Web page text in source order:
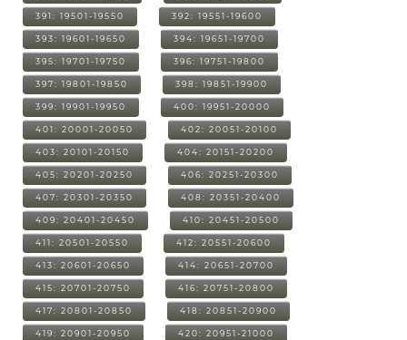
391: 19501-19550 392: 19551-19600
393: 19601-19650 394: 19651-19700
395: 19701-19750 396: 19751-19800
397: 19801-19850 398: 19851-19900
399: 19901-19950 400: 19951-20000
401: 20001-20050 402: 20051-20100
403: 20101-20150 404: 20151-20200
405: 20201-20250 406: 20251-20300
407: 20301-20350 408: 20351-20400
409: 20401-20450 410: 20451-20500
411: 20501-20550 412: 20551-20600
413: 20601-20650 414: 20651-20700
415: 20701-20750 416: 20751-20800
417: 20801-20850 418: 20851-20900
419: 20901-20950 420: 20951-21000